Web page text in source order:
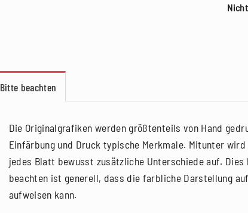
Bitte beachten
Die Originalgrafiken werden größtenteils von Hand
Einfärbung und Druck typische Merkmale. Mitunter
jedes Blatt bewusst zusätzliche Unterschiede auf.
beachten ist generell, dass die farbliche Darstellung
aufweisen kann.